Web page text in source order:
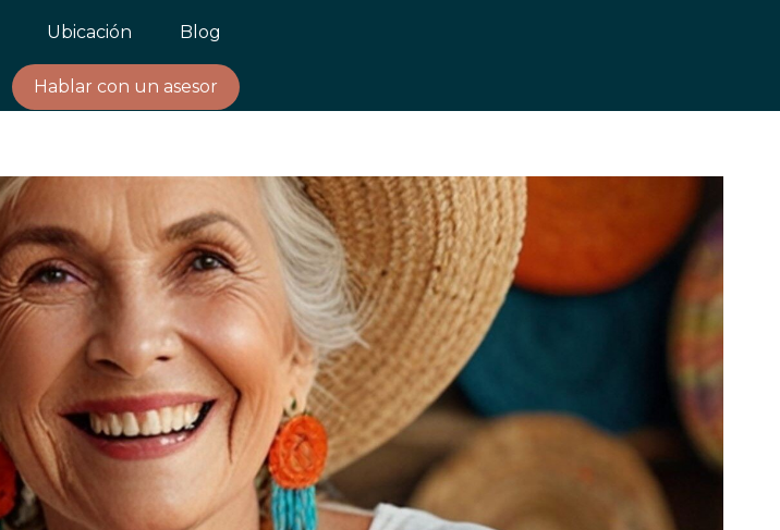
Ubicación Blog
Hablar con un asesor